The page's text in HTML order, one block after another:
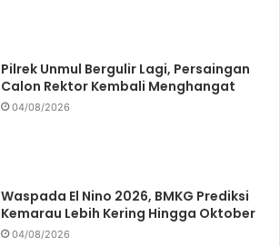
Pilrek Unmul Bergulir Lagi, Persaingan
Calon Rektor Kembali Menghangat
04/08/2026
Waspada El Nino 2026, BMKG Prediksi
Kemarau Lebih Kering Hingga Oktober
04/08/2026